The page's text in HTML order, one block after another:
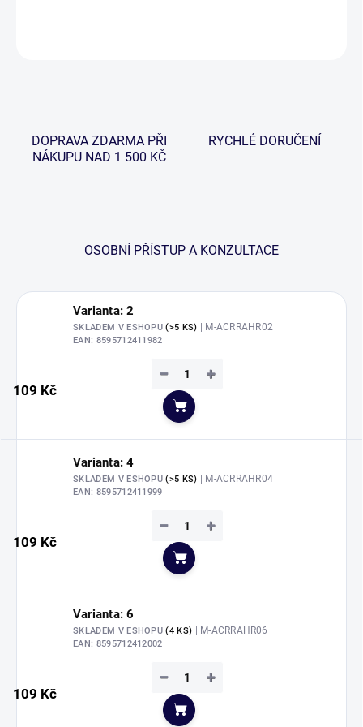
DOPRAVA ZDARMA PŘI
NÁKUPU NAD 1 500 KČ
RYCHLÉ DORUČENÍ
OSOBNÍ PŘÍSTUP A KONZULTACE
Varianta: 2
SKLADEM V ESHOPU(>5 KS) | M-ACRRAHR02
EAN: 8595712411982
109 Kč
+
−
Do košíku
Varianta: 4
SKLADEM V ESHOPU(>5 KS) | M-ACRRAHR04
EAN: 8595712411999
109 Kč
+
−
Do košíku
Varianta: 6
SKLADEM V ESHOPU(4 KS) | M-ACRRAHR06
EAN: 8595712412002
109 Kč
+
−
Do košíku